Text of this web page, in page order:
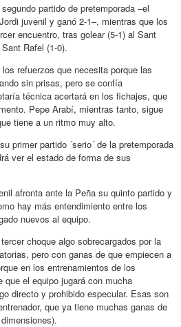
partido de pretemporada –el
juvenil y ganó 2-1­–, mientras que los
encuentro, tras golear (5-1) al Sant
Rafel (1-0).
refuerzos que necesita porque las
sin prisas, pero se confía
técnica acertará en los fichajes, que
Pepe Arabí, mientras tanto, sigue
tiene a un ritmo muy alto.
primer partido ´serio´ de la pretemporada
ver el estado de forma de sus
afronta ante la Peña su quinto partido y
hay más entendimiento entre los
nuevos al equipo.
choque algo sobrecargados por la
pero con ganas de que empiecen a
en los entrenamientos de los
el equipo jugará con mucha
directo y prohibido especular. Esas son
que ya tiene muchas ganas de